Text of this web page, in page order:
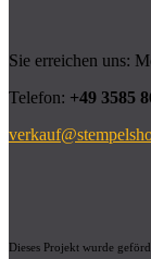
Sie erreichen uns:
Telefon: +49 3585
Dieses Projekt wurde